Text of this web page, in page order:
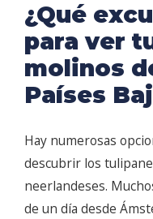
¿Qué
para ver
molinos
Países
Hay numerosas
descubrir los
neerlandeses.
de un día desde